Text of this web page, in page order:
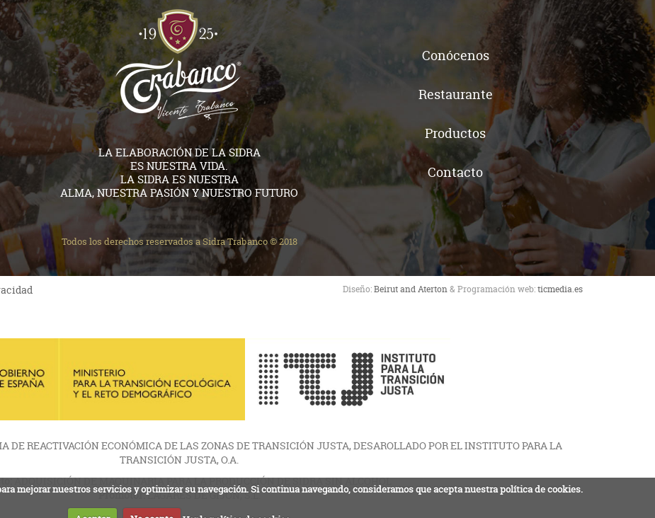
LA ELABORACIÓN DE LA SIDRA
ES NUESTRA VIDA.
LA SIDRA ES NUESTRA
ALMA, NUESTRA PASIÓN Y NUESTRO FUTURO
Todos los derechos reservados a Sidra Trabanco © 2018
Conócenos
Restaurante
Productos
Contacto
Diseño:Beirut and Aterton& Programación web:ticmedia.es
DE REACTIVACIÓN ECONÓMICA DE LAS ZONAS DE TRANSICIÓN JUSTA, DESAROLLADO POR EL INSTITUTO PARA LA
TRANSICIÓN JUSTA, O.A.
ADQUISICIÓN DE MAQUINARIA PARA LA PRODUCCIÓN DE SIDRA SIN ALCOHOL
Promotor:LAGARES DE GIJÓN, S.L.
mejorar nuestros servicios y optimizar su navegación. Si continua navegando, consideramos que acepta nuestra política de cookies.